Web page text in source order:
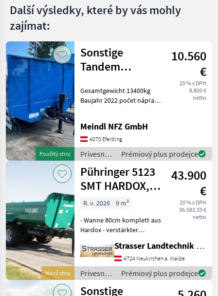
Další výsledky, které by vás mohly
zajímat:
Použitý stroj
Sonstige
Tandem
10.560
€
20 % s DPH
8.800 €
netto
Gesamtgewicht 13400kg
Baujahr 2022 počet náprav:
brzda s regulátorom
brzdnej sily, brzda:
Pneumatická (vzduchová)
brzda, pri
Meindl NFZ GmbH
4070 Eferding
Privesné
vozíky /
Sonstige
Prémiový plus prodejce
Nový stroj
Pühringer 5123
SMT HARDOX,
20t
43.900
€
20 % s DPH
36.583,33 €
netto
R. v. 2026
9 m³
- Wanne 80cm komplett aus
Hardox - verstärkter
doppelter Anzahl an
Versteifungen unten -
Schotterklappe 400mm
(Pendelbordwand oben mit
erhöhtem Dr
Strasser Landtechnik GmbH
4724 Neukirchen a. Walde
Privesné
vozíky /
Pühringer
Prémiový plus prodejce
Sonstige